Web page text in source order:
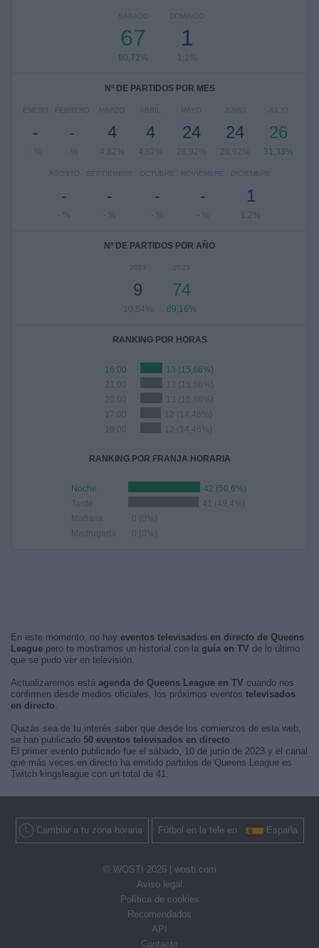
SÁBADO
67
80,72%
DOMINGO
1
1,2%
Nº DE PARTIDOS POR MES
ENERO
-
- %
FEBRERO
-
- %
MARZO
4
4,82%
ABRIL
4
4,82%
MAYO
24
28,92%
JUNIO
24
28,92%
JULIO
26
31,33%
AGOSTO
-
- %
SEPTIEMBRE
-
- %
OCTUBRE
-
- %
NOVIEMBRE
-
- %
DICIEMBRE
1
1,2%
Nº DE PARTIDOS POR AÑO
2024
9
10,84%
2023
74
89,16%
RANKING POR HORAS
16:00
13 (15,66%)
21:00
13 (15,66%)
20:00
13 (15,66%)
17:00
12 (14,46%)
19:00
12 (14,46%)
RANKING POR FRANJA HORARIA
Noche
42 (50,6%)
Tarde
41 (49,4%)
Mañana
0 (0%)
Madrugada
0 (0%)
En este momento, no hay eventos televisados en directo de Queens
League pero te mostramos un historial con la guía en TV de lo último
que se pudo ver en televisión.
Actualizaremos está agenda de Queens League en TV cuando nos
confirmen desde medios oficiales, los próximos eventos televisados
en directo.
Quizás sea de tu interés saber que desde los comienzos de esta web,
se han publicado 50 eventos televisados en directo.
El primer evento publicado fue el sábado, 10 de junio de 2023 y el canal
que más veces en directo ha emitido partidos de Queens League es
Twitch kingsleague con un total de 41.
Cambiar a tu zona horaria Fútbol en la tele en España
© WOSTI 2026 | wosti.com
Aviso legal
Política de cookies
Recomendados
API
Contacto